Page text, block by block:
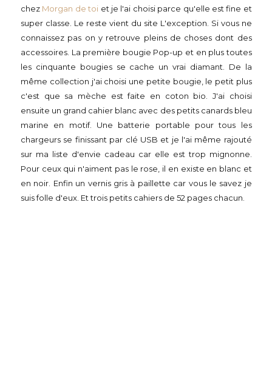
chez Morgan de toi et je l'ai choisi parce qu'elle est fine et
super classe. Le reste vient du site L'exception. Si vous ne
connaissez pas on y retrouve pleins de choses dont des
accessoires. La première bougie Pop-up et en plus toutes
les cinquante bougies se cache un vrai diamant. De la
même collection j'ai choisi une petite bougie, le petit plus
c'est que sa mèche est faite en coton bio. J'ai choisi
ensuite un grand cahier blanc avec des petits canards bleu
marine en motif. Une batterie portable pour tous les
chargeurs se finissant par clé USB et je l'ai même rajouté
sur ma liste d'envie cadeau car elle est trop mignonne.
Pour ceux qui n'aiment pas le rose, il en existe en blanc et
en noir. Enfin un vernis gris à paillette car vous le savez je
suis folle d'eux. Et trois petits cahiers de 52 pages chacun.